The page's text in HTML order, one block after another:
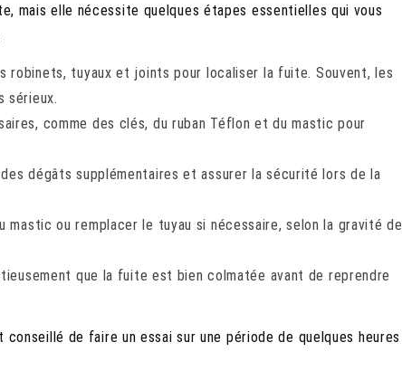
mais elle nécessite quelques étapes essentielles qui vous
robinets, tuyaux et joints pour localiser la fuite. Souvent, les
sérieux.
comme des clés, du ruban Téflon et du mastic pour
dégâts supplémentaires et assurer la sécurité lors de la
mastic ou remplacer le tuyau si nécessaire, selon la gravité de
que la fuite est bien colmatée avant de reprendre
de faire un essai sur une période de quelques heures